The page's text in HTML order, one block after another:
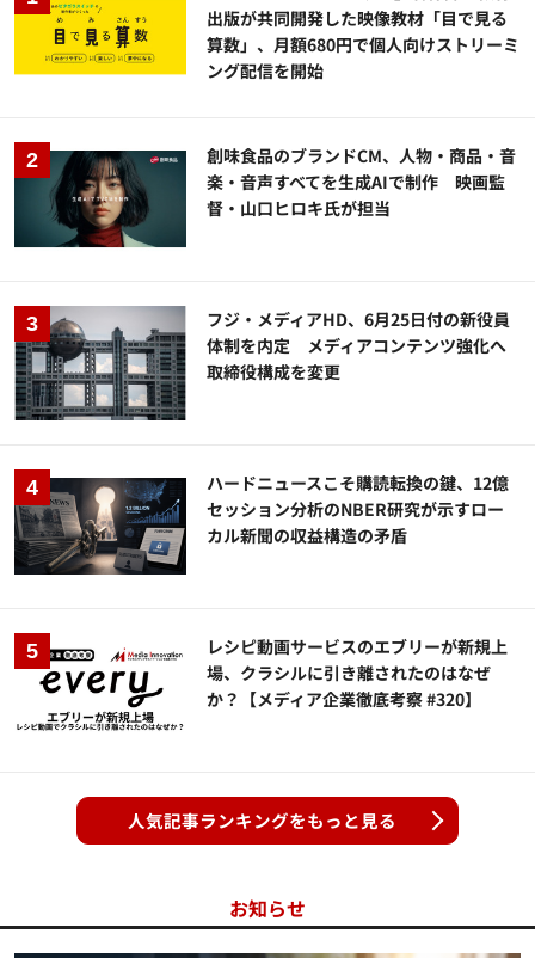
出版が共同開発した映像教材「目で見る
算数」、月額680円で個人向けストリーミ
ング配信を開始
創味食品のブランドCM、人物・商品・音
楽・音声すべてを生成AIで制作 映画監
督・山口ヒロキ氏が担当
フジ・メディアHD、6月25日付の新役員
体制を内定 メディアコンテンツ強化へ
取締役構成を変更
ハードニュースこそ購読転換の鍵、12億
セッション分析のNBER研究が示すロー
カル新聞の収益構造の矛盾
レシピ動画サービスのエブリーが新規上
場、クラシルに引き離されたのはなぜ
か？【メディア企業徹底考察 #320】
人気記事ランキングをもっと見る
お知らせ